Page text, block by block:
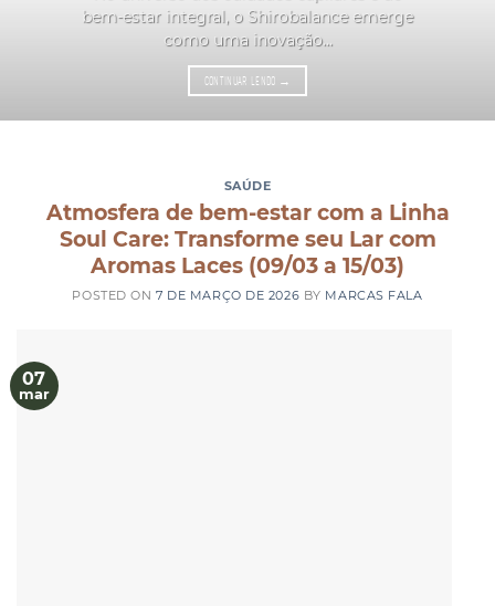
bem-estar integral, o Shirobalance emerge
como uma inovação...
CONTINUAR LENDO →
SAÚDE
Atmosfera de bem-estar com a Linha
Soul Care: Transforme seu Lar com
Aromas Laces (09/03 a 15/03)
POSTED ON7 DE MARÇO DE 2026 BY MARCAS FALA
07
mar